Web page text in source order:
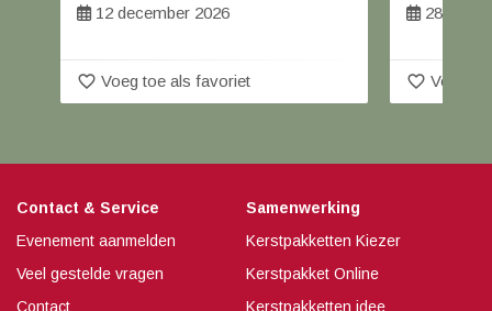
12 december 2026
favorite_border Voeg toe als favoriet
28 t/m
favorite_border Voeg
Contact & Service
Evenement aanmelden
Veel gestelde vragen
Contact
Samenwerking
Kerstpakketten Kiezer
Kerstpakket Online
Kerstpakketten idee